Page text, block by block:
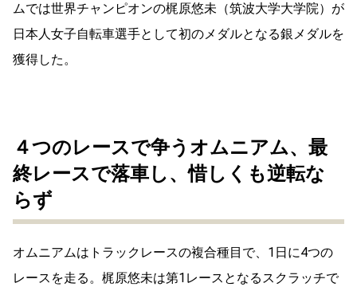
ムでは世界チャンピオンの梶原悠未（筑波大学大学院）が
日本人女子自転車選手として初のメダルとなる銀メダルを
獲得した。
４つのレースで争うオムニアム、最
終レースで落車し、惜しくも逆転な
らず
オムニアムはトラックレースの複合種目で、1日に4つの
レースを走る。梶原悠未は第1レースとなるスクラッチで